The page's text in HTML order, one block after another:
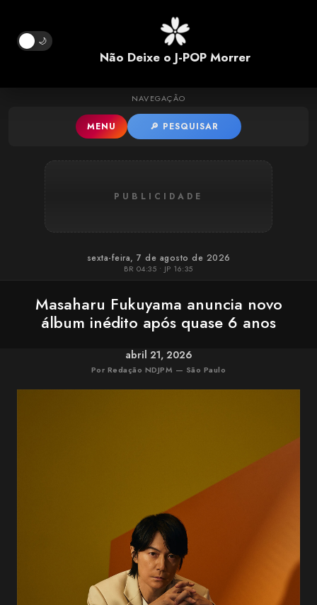
Pular para o conteúdo principal
🌙
Não Deixe o J-POP Morrer
NAVEGAÇÃO
MENU 🔎 PESQUISAR
PUBLICIDADE
sexta-feira, 7 de agosto de 2026
BR 04:35 • JP 16:35
Masaharu Fukuyama anuncia novo
álbum inédito após quase 6 anos
abril 21, 2026
Por Redação NDJPM — São Paulo